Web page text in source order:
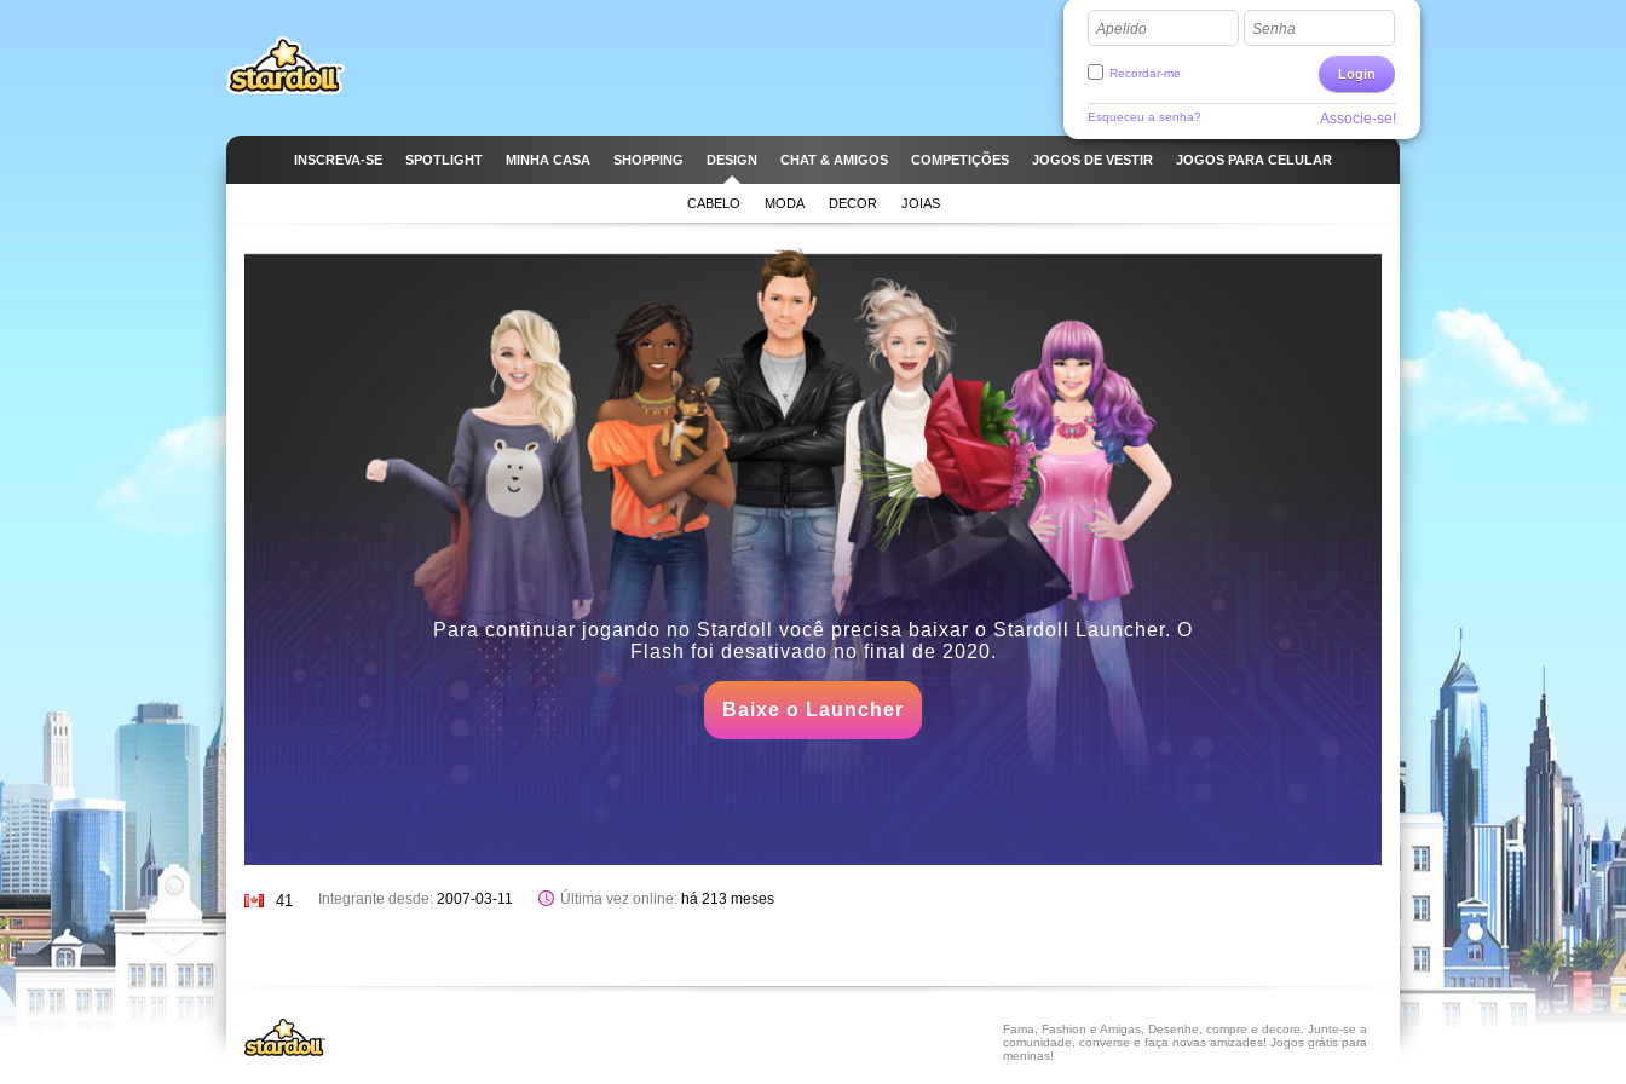
Apelido Senha
Login
Recordar-me
Esqueceu a senha? Associe-se!
INSCREVA-SE SPOTLIGHT MINHA CASA SHOPPING DESIGN CHAT & AMIGOS COMPETIÇÕES JOGOS DE VESTIR JOGOS PARA CELULAR
CABELO MODA DECOR JOIAS
Para continuar jogando no Stardoll você precisa baixar o Stardoll Launcher. O
Flash foi desativado no final de 2020.
Baixe o Launcher
41 Integrante desde: 2007-03-11 Última vez online: há 213 meses
Fama, Fashion e Amigas, Desenhe, compre e decore. Junte-se a
comunidade, converse e faça novas amizades! Jogos grátis para
meninas!